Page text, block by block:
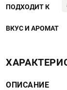
ПОДХОДИТ К
ВКУС И АРОМАТ
ОПИСАНИЕ